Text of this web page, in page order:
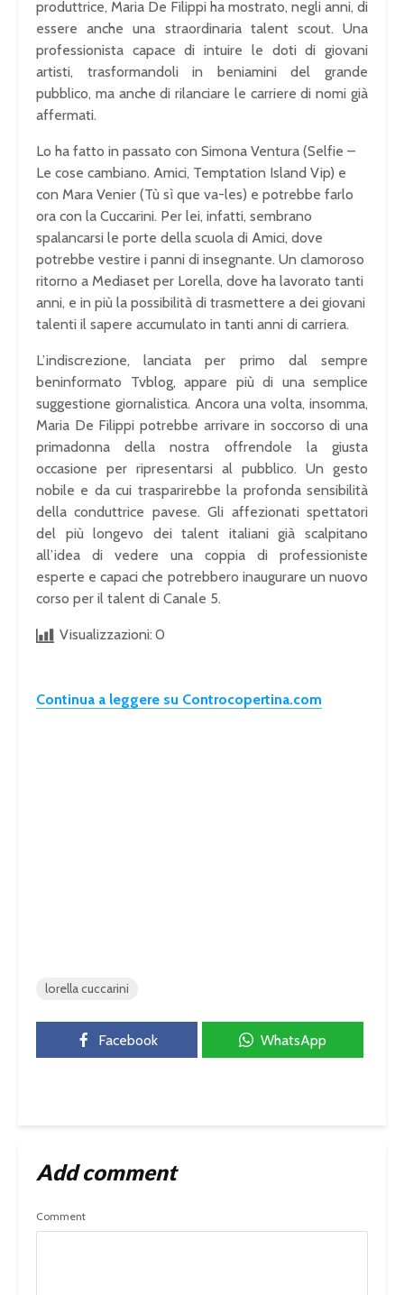
produttrice, Maria De Filippi ha mostrato, negli anni, di
essere anche una straordinaria talent scout. Una
professionista capace di intuire le doti di giovani
artisti, trasformandoli in beniamini del grande
pubblico, ma anche di rilanciare le carriere di nomi già
affermati.
Lo ha fatto in passato con Simona Ventura (Selfie –
Le cose cambiano. Amici, Temptation Island Vip) e
con Mara Venier (Tù sì que va-les) e potrebbe farlo
ora con la Cuccarini. Per lei, infatti, sembrano
spalancarsi le porte della scuola di Amici, dove
potrebbe vestire i panni di insegnante. Un clamoroso
ritorno a Mediaset per Lorella, dove ha lavorato tanti
anni, e in più la possibilità di trasmettere a dei giovani
talenti il sapere accumulato in tanti anni di carriera.
L’indiscrezione, lanciata per primo dal sempre
beninformato Tvblog, appare più di una semplice
suggestione giornalistica. Ancora una volta, insomma,
Maria De Filippi potrebbe arrivare in soccorso di una
primadonna della nostra offrendole la giusta
occasione per ripresentarsi al pubblico. Un gesto
nobile e da cui trasparirebbe la profonda sensibilità
della conduttrice pavese. Gli affezionati spettatori
del più longevo dei talent italiani già scalpitano
all’idea di vedere una coppia di professioniste
esperte e capaci che potrebbero inaugurare un nuovo
corso per il talent di Canale 5.
Visualizzazioni: 0
Continua a leggere su Controcopertina.com
lorella cuccarini
Facebook WhatsApp
Add comment
Comment